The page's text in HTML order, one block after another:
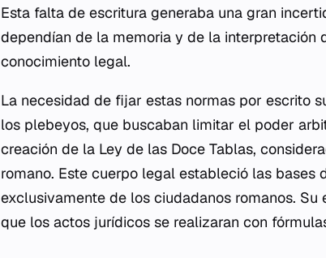
Esta falta de escritura generaba una gran
dependían de la memoria y de la interpretación
conocimiento legal.
La necesidad de fijar estas normas por escrito
los plebeyos, que buscaban limitar el poder
creación de la Ley de las Doce Tablas,
romano. Este cuerpo legal estableció las bases
exclusivamente de los ciudadanos romanos.
que los actos jurídicos se realizaran con